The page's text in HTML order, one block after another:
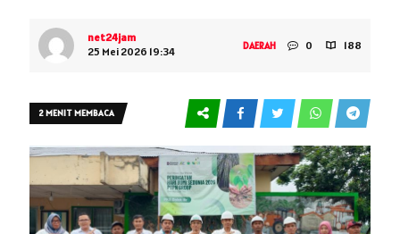
net24jam
25 Mei 2026 19:34
DAERAH 0 188
2 MENIT MEMBACA